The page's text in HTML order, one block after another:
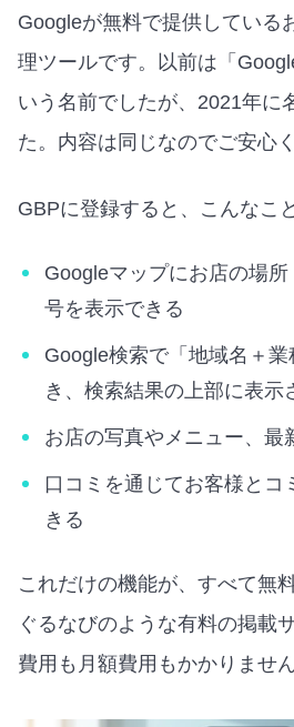
Googleが無料で提供している
理ツールです。以前は「
いう名前でしたが、2021年に
た。内容は同じなのでご安心
GBPに登録すると、こんなこ
Googleマップにお店の場
号を表示できる
Google検索で「地域名＋
き、検索結果の上部に表示
お店の写真やメニュー、最
口コミを通じてお客様とコ
きる
これだけの機能が、すべて無
ぐるなびのような有料の掲載
費用も月額費用もかかりません